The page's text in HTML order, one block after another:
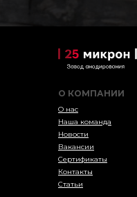
О КОМПАНИИ
О нас
Наша команда
Новости
Вакансии
Сертификаты
Контакты
Статьи